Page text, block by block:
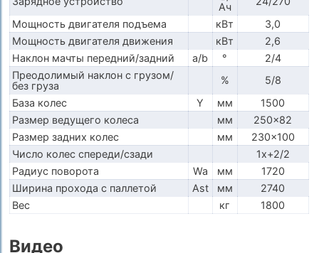
Ач
Мощность двигателя подъема
кВт
3,0
Мощность двигателя движения
кВт
2,6
Наклон мачты передний/задний
a/b °
2/4
Преодолимый наклон с грузом/
без груза
%
5/8
База колес
Y мм
1500
Размер ведущего колеса
мм
250x82
Размер задних колес
мм
230x100
Число колес спереди/сзади
1x+2/2
Радиус поворота
Wa мм
1720
Ширина прохода с паллетой
Ast мм
2740
Вес
кг 1800
Видео